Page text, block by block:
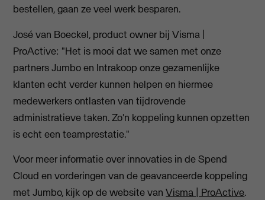
bestellen, gaan ze veel werk besparen.
José van Boeckel, product owner bij Visma |
ProActive: "Het is mooi dat we samen met onze
partners Jumbo en Intrakoop onze gezamenlijke
klanten echt verder kunnen helpen en hiermee
medewerkers ontlasten van tijdrovende
administratieve taken. Zo'n koppeling kunnen opzetten
is echt een teamprestatie."
Voor meer informatie over innovaties in de Spend
Cloud en vorderingen van de geavanceerde koppeling
met Jumbo, kijk op de website vanVisma | ProActive.